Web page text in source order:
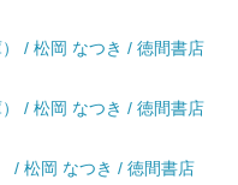
/ 松岡 なつき / 徳間書店
/ 松岡 なつき / 徳間書店
/ 松岡 なつき / 徳間書店